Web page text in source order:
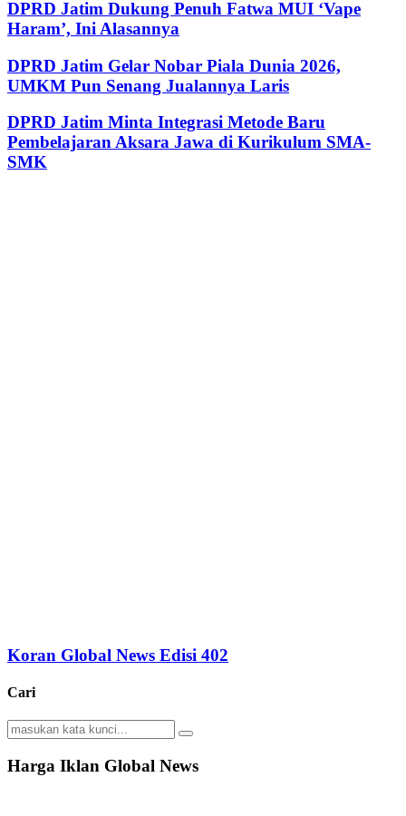
DPRD Jatim Dukung Penuh Fatwa MUI ‘Vape
Haram’, Ini Alasannya
DPRD Jatim Gelar Nobar Piala Dunia 2026,
UMKM Pun Senang Jualannya Laris
DPRD Jatim Minta Integrasi Metode Baru
Pembelajaran Aksara Jawa di Kurikulum SMA-
SMK
Koran Global News Edisi 402
Cari
Search
for:
Search
Harga Iklan Global News